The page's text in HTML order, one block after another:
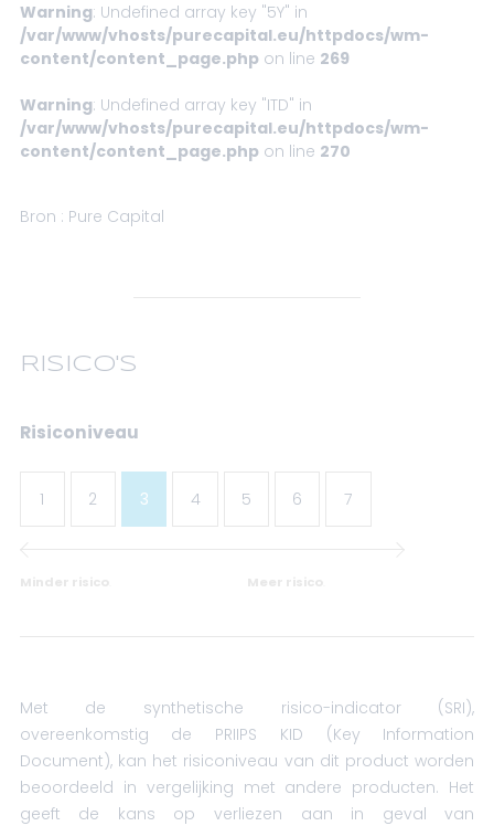
Warning: Undefined array key "5Y" in
/var/www/vhosts/purecapital.eu/httpdocs/wm-
content/content_page.phpon line 269
Warning: Undefined array key "ITD" in
/var/www/vhosts/purecapital.eu/httpdocs/wm-
content/content_page.phpon line 270
Bron : Pure Capital
RISICO'S
Risiconiveau
1 2 3 4 5 6 7
Met de synthetische risico-indicator (SRI),
overeenkomstig de PRIIPS KID (Key Information
Document), kan het risiconiveau van dit product worden
beoordeeld in vergelijking met andere producten. Het
geeft de kans op verliezen aan in geval van